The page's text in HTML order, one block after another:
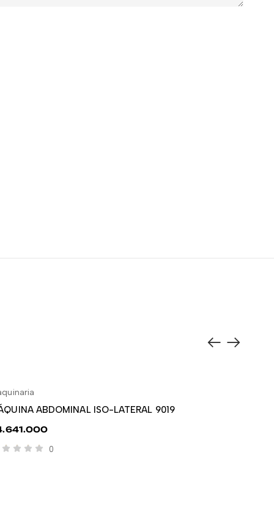
ABDOMINAL ISO-LATERAL 9019
0